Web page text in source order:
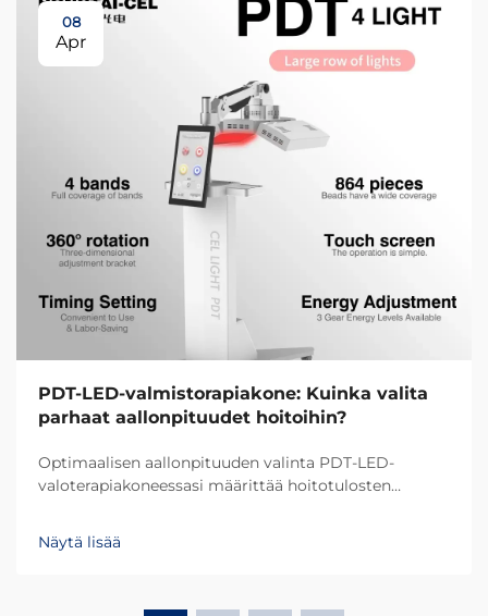
08
Apr
PDT-LED-valmistorapiakone: Kuinka valita
parhaat aallonpituudet hoitoihin?
Optimaalisen aallonpituuden valinta PDT-LED-
valoterapiakoneessasi määrittää hoitotulosten
aallonpituudet tunkeutuvat ihoon eri syvyyksiin ja
aiheuttavat erilaisia biologisia reaktioita, mikä tekee...
Näytä lisää